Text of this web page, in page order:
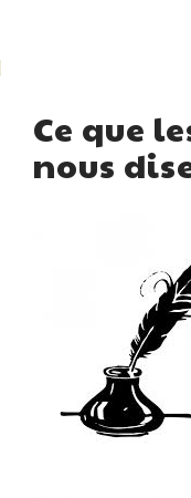
Ce que
nous